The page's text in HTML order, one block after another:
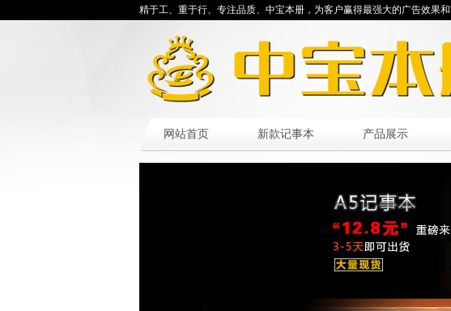
精于工、重于行、专注品质、中宝本册，为客户赢得最强大的广告效果
网站首页 新款记事本 产品展示